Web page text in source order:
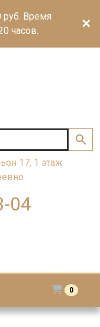
руб. Время
часов.
✕
17, 1 этаж
04
0